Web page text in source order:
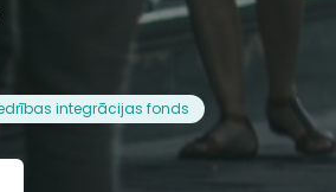
integrācijas fonds